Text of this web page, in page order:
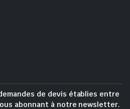
de devis établies entre
abonnant à notre newsletter.